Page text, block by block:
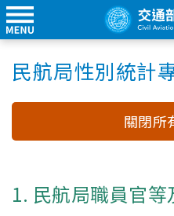
民航局性別統計
關閉所
1. 民航局職員官